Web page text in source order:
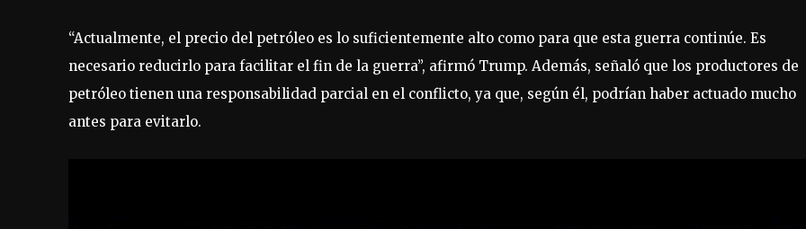
“Actualmente, el precio del petróleo es lo suficientemente alto como para que esta guerra continúe. Es
necesario reducirlo para facilitar el fin de la guerra”, afirmó Trump. Además, señaló que los productores de
petróleo tienen una responsabilidad parcial en el conflicto, ya que, según él, podrían haber actuado mucho
antes para evitarlo.